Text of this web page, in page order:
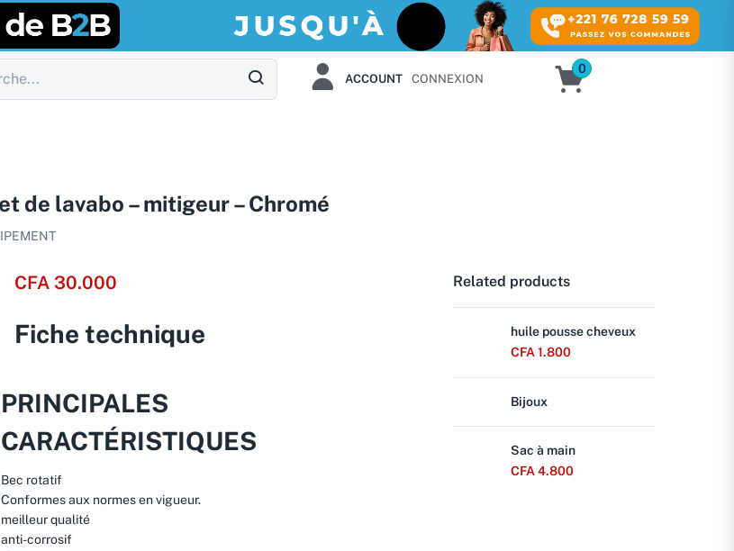
ACCOUNT CONNEXION
0
de lavabo – mitigeur – Chromé
CFA30.000
Fiche technique
PRINCIPALES
CARACTÉRISTIQUES
Bec rotatif
Conformes aux normes en vigueur.
meilleur qualité
anti-corrosif
Related products
huile pousse cheveux
CFA1.800
Bijoux
Sac à main
CFA4.800